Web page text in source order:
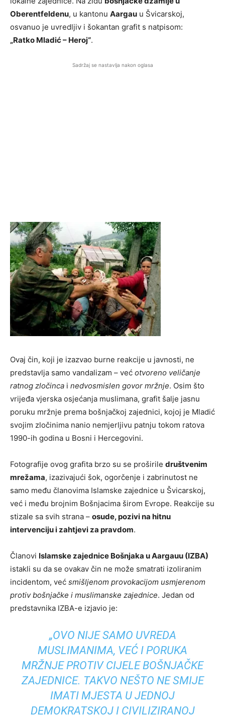
Oberentfeldenu, u kantonu Aargau u Švicarskoj,
osvanuo je uvredljiv i šokantan grafit s natpisom:
„Ratko Mladić – Heroj“.
Sadržaj se nastavlja nakon oglasa
Ovaj čin, koji je izazvao burne reakcije u javnosti, ne
predstavlja samo vandalizam – već otvoreno veličanje
ratnog zločinca i nedvosmislen govor mržnje. Osim što
vrijeđa vjerska osjećanja muslimana, grafit šalje jasnu
poruku mržnje prema bošnjačkoj zajednici, kojoj je Mladić
svojim zločinima nanio nemjerljivu patnju tokom ratova
1990-ih godina u Bosni i Hercegovini.
Fotografije ovog grafita brzo su se proširile društvenim
mrežama, izazivajući šok, ogorčenje i zabrinutost ne
samo među članovima Islamske zajednice u Švicarskoj,
već i među brojnim Bošnjacima širom Evrope. Reakcije su
stizale sa svih strana – osude, pozivi na hitnu
intervenciju i zahtjevi za pravdom.
Članovi Islamske zajednice Bošnjaka u Aargauu (IZBA)
istakli su da se ovakav čin ne može smatrati izoliranim
incidentom, već smišljenom provokacijom usmjerenom
protiv bošnjačke i muslimanske zajednice. Jedan od
predstavnika IZBA-e izjavio je:
„OVO NIJE SAMO UVREDA
MUSLIMANIMA, VEĆ I PORUKA
MRŽNJE PROTIV CIJELE BOŠNJAČKE
ZAJEDNICE. TAKVO NEŠTO NE SMIJE
IMATI MJESTA U JEDNOJ
DEMOKRATSKOJ I CIVILIZIRANOJ